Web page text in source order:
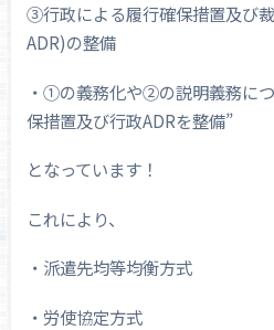
③行政による履行確保措置及び
ADR)の整備
・①の義務化や②の説明義務に
保措置及び行政ADRを整備”
となっています！
これにより、
・派遣先均等均衡方式
・労使協定方式